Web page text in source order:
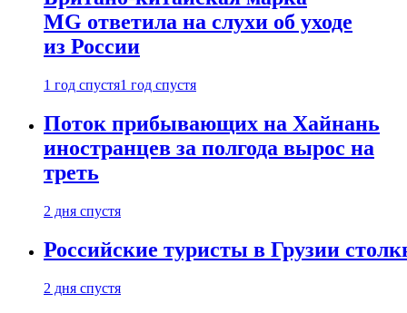
MG ответила на слухи об уходе
из России
1 год спустя1 год спустя
Поток прибывающих на Хайнань
иностранцев за полгода вырос на
треть
2 дня спустя
Российские туристы в Грузии
2 дня спустя